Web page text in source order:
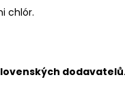
chlór.
dodavatelů.